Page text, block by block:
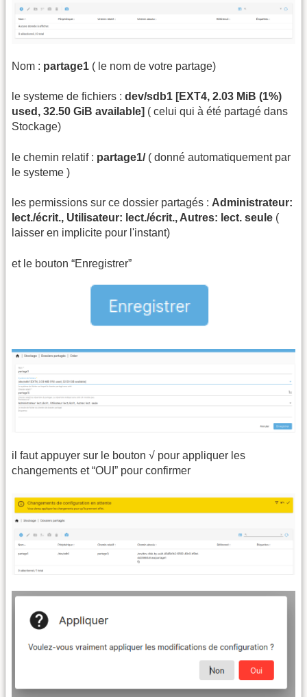
Nom : partage1 ( le nom de votre partage)
le systeme de fichiers : dev/sdb1 [EXT4, 2.03 MiB (1%)
used, 32.50 GiB available] ( celui qui à été partagé dans
Stockage)
le chemin relatif : partage1/( donné automatiquement par
le systeme )
les permissions sur ce dossier partagés : Administrateur:
lect./écrit., Utilisateur: lect./écrit., Autres: lect. seule (
laisser en implicite pour l'instant)
et le bouton “Enregistrer”
il faut appuyer sur le bouton √ pour appliquer les
changements et “OUI” pour confirmer